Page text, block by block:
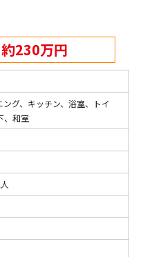
約230万円
ング、キッチン、浴室、トイ
、和室